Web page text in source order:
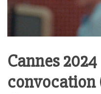
Cannes
convocation